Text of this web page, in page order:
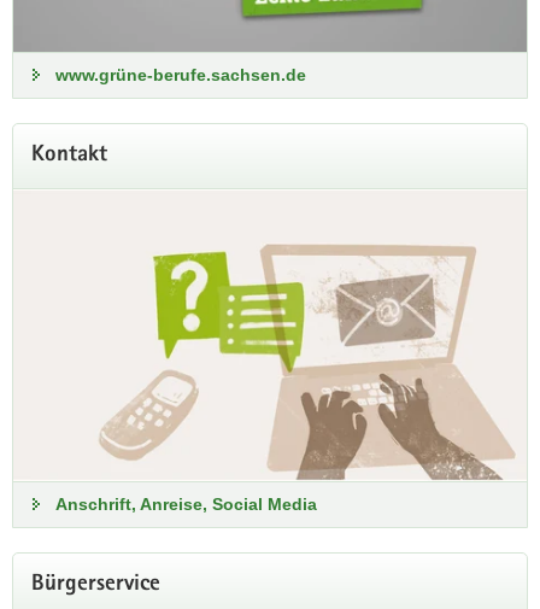
www.grüne-berufe.sachsen.de
Kontakt
Anschrift, Anreise, Social Media
Bürgerservice